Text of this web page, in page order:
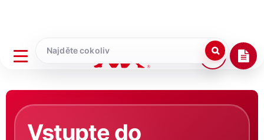
Vstupte do